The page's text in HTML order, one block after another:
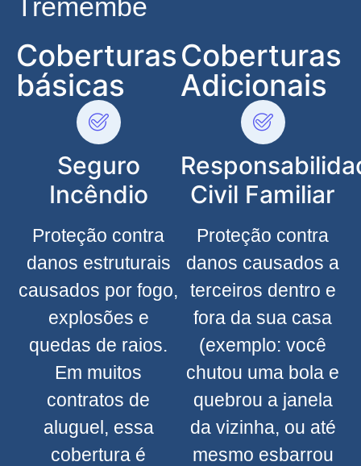
Coberturas
básicas
Seguro
Incêndio
Proteção contra
danos estruturais
causados por fogo,
explosões e
quedas de raios.
Em muitos
contratos de
aluguel, essa
cobertura é
Coberturas
Adicionais
Civil Familiar
Proteção contra
danos causados a
terceiros dentro e
fora da sua casa
(exemplo: você
chutou uma bola e
quebrou a janela
da vizinha, ou até
mesmo esbarrou